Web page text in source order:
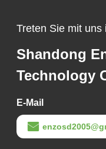
Treten Sie mit uns
Shandong
Technology
E-Mail